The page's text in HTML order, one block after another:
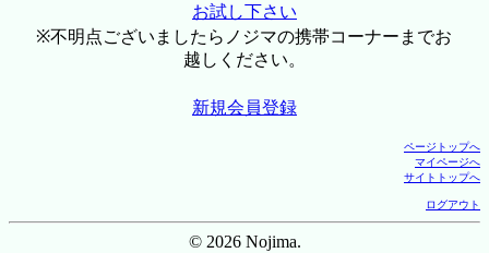
お試し下さい
※不明点ございましたらノジマの携帯コーナーまでお
越しください。
新規会員登録
ページトップへ
マイページへ
サイトトップへ
ログアウト
© 2026 Nojima.